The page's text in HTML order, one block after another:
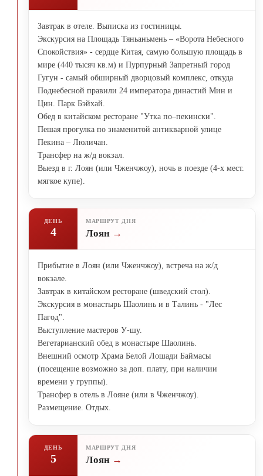
Завтрак в отеле. Выписка из гостиницы.
Экскурсия на Площадь Тяньаньмень – «Ворота Небесного
Спокойствия» - сердце Китая, самую большую площадь в
мире (440 тысяч кв.м) и Пурпурный Запретный город
Гугун - самый обширный дворцовый комплекс, откуда
Поднебесной правили 24 императора династий Мин и
Цин. Парк Бэйхай.
Обед в китайском ресторане "Утка по–пекински".
Пешая прогулка по знаменитой антикварной улице
Пекина – Люличан.
Трансфер на ж/д вокзал.
Выезд в г. Лоян (или Чженчжоу), ночь в поезде (4-х мест.
мягкое купе).
ДЕНЬ
4
МАРШРУТ ДНЯ
Лоян
Прибытие в Лоян (или Чженчжоу), встреча на ж/д
вокзале.
Завтрак в китайском ресторане (шведский стол).
Экскурсия в монастырь Шаолинь и в Талинь - "Лес
Пагод".
Выступление мастеров У-шу.
Вегетарианский обед в монастыре Шаолинь.
Внешний осмотр Храма Белой Лошади Баймасы
(посещение возможно за доп. плату, при наличии
времени у группы).
Трансфер в отель в Лояне (или в Чженчжоу).
Размещение. Отдых.
ДЕНЬ
5
МАРШРУТ ДНЯ
Лоян